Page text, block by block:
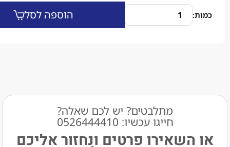
הוספה לסל
מתלבטים? יש לכם שאלה?
חייגו עכשיו: 0526444410​
פרטים ונחזור אליכם